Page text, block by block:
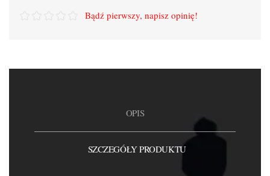
Bądź pierwszy, napisz opinię!
OPIS
SZCZEGÓŁY PRODUKTU